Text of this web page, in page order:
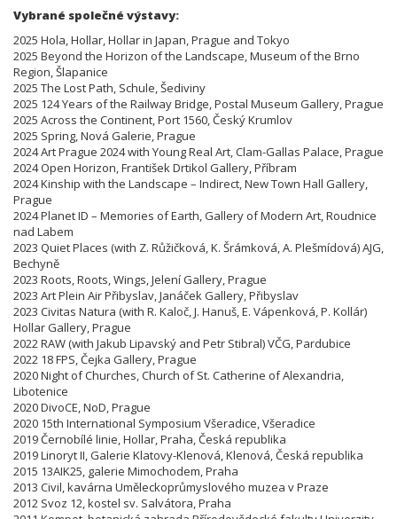
Vybrané společné výstavy:
2025 Hola, Hollar, Hollar in Japan, Prague and Tokyo
2025 Beyond the Horizon of the Landscape, Museum of the Brno
Region, Šlapanice
2025 The Lost Path, Schule, Šediviny
2025 124 Years of the Railway Bridge, Postal Museum Gallery, Prague
2025 Across the Continent, Port 1560, Český Krumlov
2025 Spring, Nová Galerie, Prague
2024 Art Prague 2024 with Young Real Art, Clam-Gallas Palace, Prague
2024 Open Horizon, František Drtikol Gallery, Příbram
2024 Kinship with the Landscape – Indirect, New Town Hall Gallery,
Prague
2024 Planet ID – Memories of Earth, Gallery of Modern Art, Roudnice
nad Labem
2023 Quiet Places (with Z. Růžičková, K. Šrámková, A. Plešmídová) AJG,
Bechyně
2023 Roots, Roots, Wings, Jelení Gallery, Prague
2023 Art Plein Air Přibyslav, Janáček Gallery, Přibyslav
2023 Civitas Natura (with R. Kaloč, J. Hanuš, E. Vápenková, P. Kollár)
Hollar Gallery, Prague
2022 RAW (with Jakub Lipavský and Petr Stibral) VČG, Pardubice
2022 18 FPS, Čejka Gallery, Prague
2020 Night of Churches, Church of St. Catherine of Alexandria,
Libotenice
2020 DivoCE, NoD, Prague
2020 15th International Symposium Všeradice, Všeradice
2019 Černobílé linie, Hollar, Praha, Česká republika
2019 Linoryt II, Galerie Klatovy-Klenová, Klenová, Česká republika
2015 13AIK25, galerie Mimochodem, Praha
2013 Civil, kavárna Uměleckoprůmyslového muzea v Praze
2012 Svoz 12, kostel sv. Salvátora, Praha